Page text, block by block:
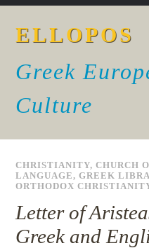
ELLOPOS
Greek
Culture
CHRISTIANITY,CHURCH
LANGUAGE,GREEK
ORTHODOX
Letter of
Greek and